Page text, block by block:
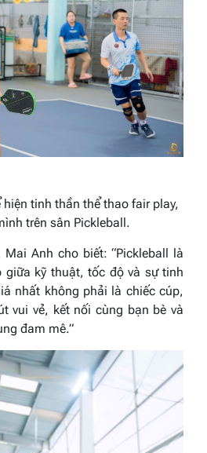
tinh thần thể thao fair play,
trên sân Pickleball.
Mai Anh cho biết:“Pickleball là
giữa kỹ thuật, tốc độ và sự tinh
nhất không phải là chiếc cúp,
vui vẻ, kết nối cùng bạn bè và
đam mê.”